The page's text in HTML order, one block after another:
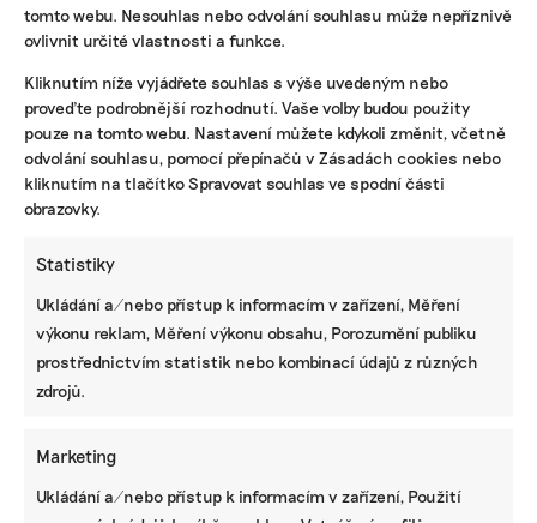
tomto webu. Nesouhlas nebo odvolání souhlasu může nepříznivě
ovlivnit určité vlastnosti a funkce.
Kliknutím níže vyjádřete souhlas s výše uvedeným nebo
proveďte podrobnější rozhodnutí. Vaše volby budou použity
pouze na tomto webu. Nastavení můžete kdykoli změnit, včetně
odvolání souhlasu, pomocí přepínačů v Zásadách cookies nebo
kliknutím na tlačítko Spravovat souhlas ve spodní části
obrazovky.
Statistiky
Ukládání a/nebo přístup k informacím v zařízení, Měření
výkonu reklam, Měření výkonu obsahu, Porozumění publiku
prostřednictvím statistik nebo kombinací údajů z různých
zdrojů.
Marketing
Ukládání a/nebo přístup k informacím v zařízení, Použití
KOMERČNÍ SDĚLENÍ
Udržitelnost, umění i komunitní sdílení.
Festival Týká se to také tebe v Uherském
Hradišti startuje tento týden
způsob, jak řídit firmu do budoucna a zvyšovat
její hodnotu, říká expertka